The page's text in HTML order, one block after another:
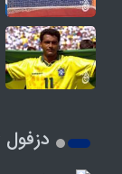
دزفول 24 در یک نگاه